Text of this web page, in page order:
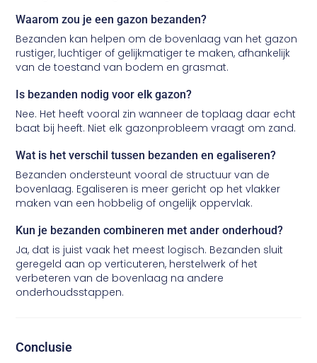
Waarom zou je een gazon bezanden?
Bezanden kan helpen om de bovenlaag van het gazon
rustiger, luchtiger of gelijkmatiger te maken, afhankelijk
van de toestand van bodem en grasmat.
Is bezanden nodig voor elk gazon?
Nee. Het heeft vooral zin wanneer de toplaag daar echt
baat bij heeft. Niet elk gazonprobleem vraagt om zand.
Wat is het verschil tussen bezanden en egaliseren?
Bezanden ondersteunt vooral de structuur van de
bovenlaag. Egaliseren is meer gericht op het vlakker
maken van een hobbelig of ongelijk oppervlak.
Kun je bezanden combineren met ander onderhoud?
Ja, dat is juist vaak het meest logisch. Bezanden sluit
geregeld aan op verticuteren, herstelwerk of het
verbeteren van de bovenlaag na andere
onderhoudsstappen.
Conclusie